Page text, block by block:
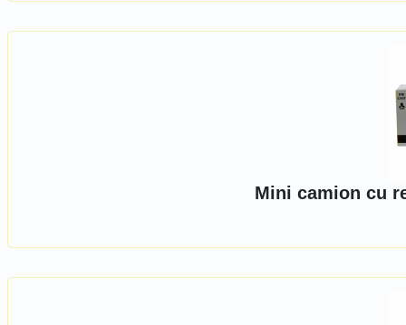
Mini camion cu